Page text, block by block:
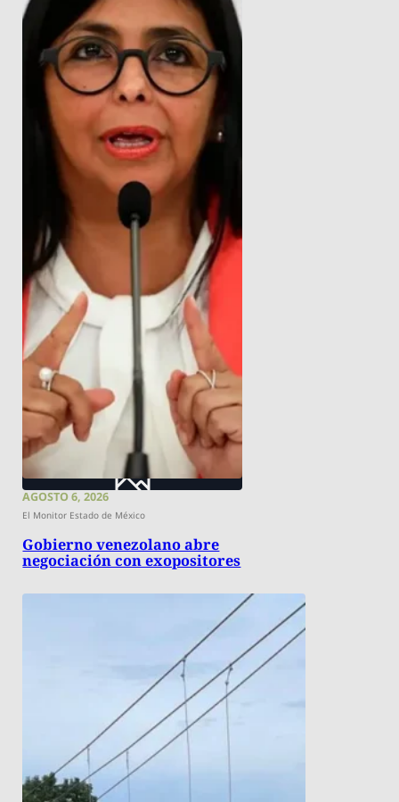
AGOSTO 6, 2026
El Monitor Estado de México
Gobierno venezolano abre
negociación con exopositores